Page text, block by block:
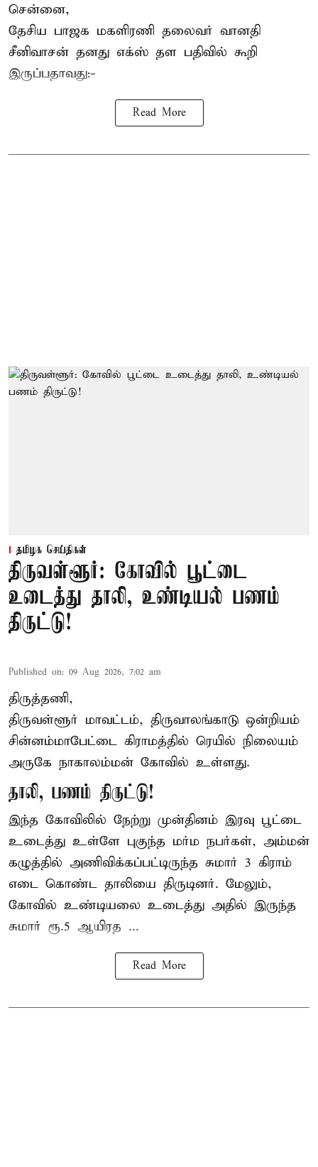
சென்னை,
தேசிய பாஜக மகளிரணி தலைவர் வானதி
சீனிவாசன் தனது எக்ஸ் தள பதிவில் கூறி
இருப்பதாவது:-
Read More
தமிழக செய்திகள்
திருவள்ளூர்: கோவில் பூட்டை
உடைத்து தாலி, உண்டியல் பணம்
திருட்டு!
Published on: 09 Aug 2026, 7:02 am
திருத்தணி,
திருவள்ளூர் மாவட்டம், திருவாலங்காடு ஒன்றியம்
சின்னம்மாபேட்டை கிராமத்தில் ரெயில் நிலையம்
அருகே நாகாலம்மன் கோவில் உள்ளது.
தாலி, பணம் திருட்டு!
இந்த கோவிலில் நேற்று முன்தினம் இரவு பூட்டை
உடைத்து உள்ளே புகுந்த மர்ம நபர்கள், அம்மன்
கழுத்தில் அணிவிக்கப்பட்டிருந்த சுமார் 3 கிராம்
எடை கொண்ட தாலியை திருடினர். மேலும்,
கோவில் உண்டியலை உடைத்து அதில் இருந்த
சுமார் ரூ.5 ஆயிரத ...
Read More